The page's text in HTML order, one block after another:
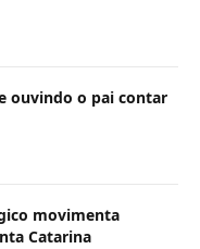
ouvindo o pai contar
movimenta
Catarina